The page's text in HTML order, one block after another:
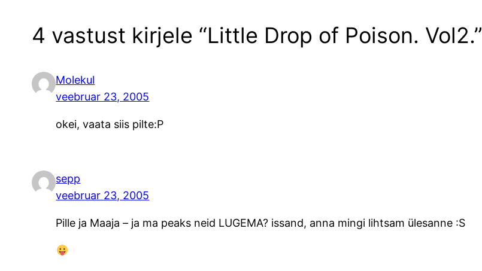
4 vastust kirjele “Little Drop of Poison. Vol2.”
Molekul
veebruar 23, 2005
okei, vaata siis pilte:P
sepp
veebruar 23, 2005
Pille ja Maaja – ja ma peaks neid LUGEMA? issand, anna mingi lihtsam ülesanne :S